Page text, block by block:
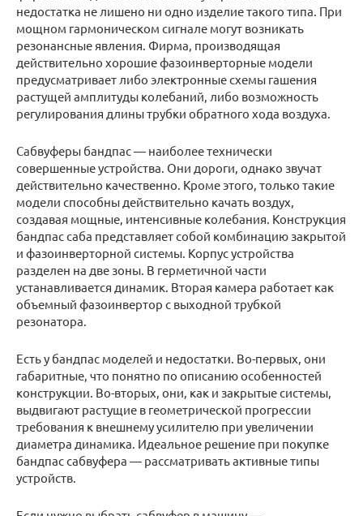
недостатка не лишено ни одно изделие такого типа. При
мощном гармоническом сигнале могут возникать
резонансные явления. Фирма, производящая
действительно хорошие фазоинверторные модели
предусматривает либо электронные схемы гашения
растущей амплитуды колебаний, либо возможность
регулирования длины трубки обратного хода воздуха.
Сабвуферы бандпас — наиболее технически
совершенные устройства. Они дороги, однако звучат
действительно качественно. Кроме этого, только такие
модели способны действительно качать воздух,
создавая мощные, интенсивные колебания. Конструкция
бандпас саба представляет собой комбинацию закрытой
и фазоинверторной системы. Корпус устройства
разделен на две зоны. В герметичной части
устанавливается динамик. Вторая камера работает как
объемный фазоинвертор с выходной трубкой
резонатора.
Есть у бандпас моделей и недостатки. Во-первых, они
габаритные, что понятно по описанию особенностей
конструкции. Во-вторых, они, как и закрытые системы,
выдвигают растущие в геометрической прогрессии
требования к внешнему усилителю при увеличении
диаметра динамика. Идеальное решение при покупке
бандпас сабвуфера — рассматривать активные типы
устройств.